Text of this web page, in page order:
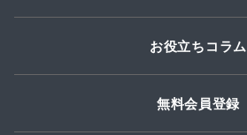
お役立ちコラム
無料会員登録